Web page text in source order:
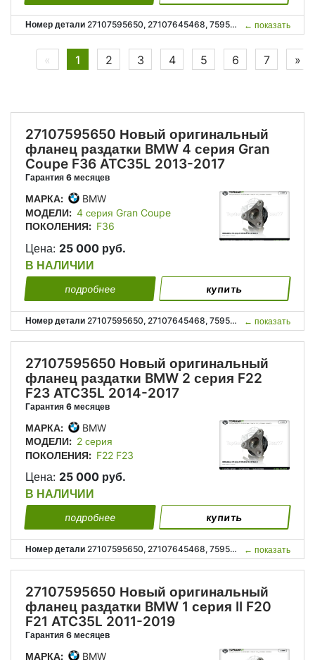
Номер детали 27107595650, 27107645468, 7595650, 7645468, 27 10 7 595 650, 27 10 7 645 468; ← показать
« Previous
1 2 3 4 5 6 7 »
27107595650 Новый оригинальный
фланец раздатки BMW 4 серия Gran
Coupe F36 ATC35L 2013-2017
Гарантия 6 месяцев
МАРКА:
BMW
МОДЕЛИ: 4 серия Gran Coupe
ПОКОЛЕНИЯ: F36
Цена: 25 000 руб.
В НАЛИЧИИ
подробнее купить
Номер детали 27107595650, 27107645468, 7595650, 7645468, 27 10 7 595 650, 27 10 7 645 468; ← показать
27107595650 Новый оригинальный
фланец раздатки BMW 2 серия F22
F23 ATC35L 2014-2017
Гарантия 6 месяцев
МАРКА:
BMW
МОДЕЛИ: 2 серия
ПОКОЛЕНИЯ: F22 F23
Цена: 25 000 руб.
В НАЛИЧИИ
подробнее купить
Номер детали 27107595650, 27107645468, 7595650, 7645468, 27 10 7 595 650, 27 10 7 645 468; ← показать
27107595650 Новый оригинальный
фланец раздатки BMW 1 серия II F20
F21 ATC35L 2011-2019
Гарантия 6 месяцев
МАРКА:
BMW